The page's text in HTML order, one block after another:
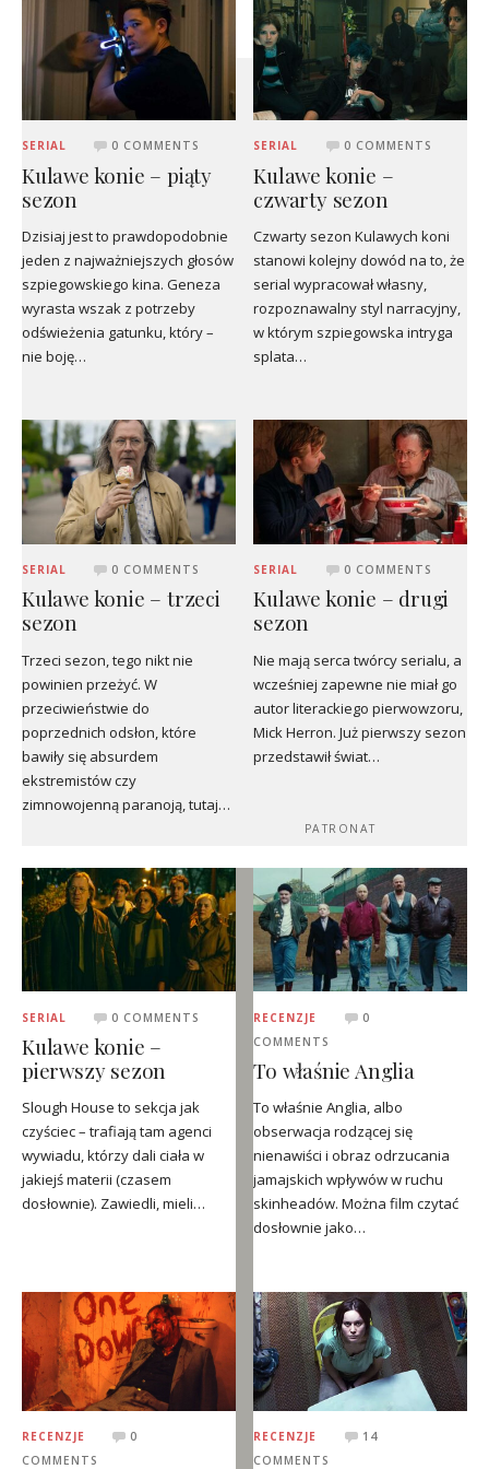
SERIAL 0 COMMENTS
Kulawe konie – piąty
sezon
Dzisiaj jest to prawdopodobnie
jeden z najważniejszych głosów
szpiegowskiego kina. Geneza
wyrasta wszak z potrzeby
odświeżenia gatunku, który –
nie boję…
SERIAL 0 COMMENTS
Kulawe konie –
czwarty sezon
Czwarty sezon Kulawych koni
stanowi kolejny dowód na to, że
serial wypracował własny,
rozpoznawalny styl narracyjny,
w którym szpiegowska intryga
splata…
SERIAL 0 COMMENTS
Kulawe konie – trzeci
sezon
Trzeci sezon, tego nikt nie
powinien przeżyć. W
przeciwieństwie do
poprzednich odsłon, które
bawiły się absurdem
ekstremistów czy
zimnowojenną paranoją, tutaj…
SERIAL 0 COMMENTS
Kulawe konie – drugi
sezon
Nie mają serca twórcy serialu, a
wcześniej zapewne nie miał go
autor literackiego pierwowzoru,
Mick Herron. Już pierwszy sezon
przedstawił świat…
SERIAL 0 COMMENTS
Kulawe konie –
pierwszy sezon
Slough House to sekcja jak
czyściec – trafiają tam agenci
wywiadu, którzy dali ciała w
jakiejś materii (czasem
dosłownie). Zawiedli, mieli…
RECENZJE
0
COMMENTS
To właśnie Anglia
To właśnie Anglia, albo
obserwacja rodzącej się
nienawiści i obraz odrzucania
jamajskich wpływów w ruchu
skinheadów. Można film czytać
dosłownie jako…
RECENZJE
0
COMMENTS
RECENZJE
14
COMMENTS
PATRONAT